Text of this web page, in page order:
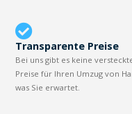
Transparente Preise
Bei uns gibt es keine
Preise für Ihren Umzug von
was Sie erwartet.